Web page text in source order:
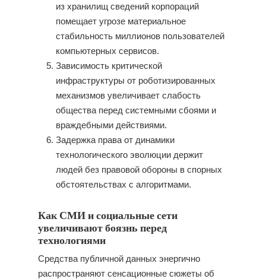
из хранилищ сведений корпораций
помещает угрозе материальное
стабильность миллионов пользователей
компьютерных сервисов.
Зависимость критической
инфраструктуры от роботизированных
механизмов увеличивает слабость
общества перед системными сбоями и
враждебными действиями.
Задержка права от динамики
технологического эволюции держит
людей без правовой обороны в спорных
обстоятельствах с алгоритмами.
Как СМИ и социальные сети
увеличивают боязнь перед
технологиями
Средства публичной данных энергично
распространяют сенсационные сюжеты об